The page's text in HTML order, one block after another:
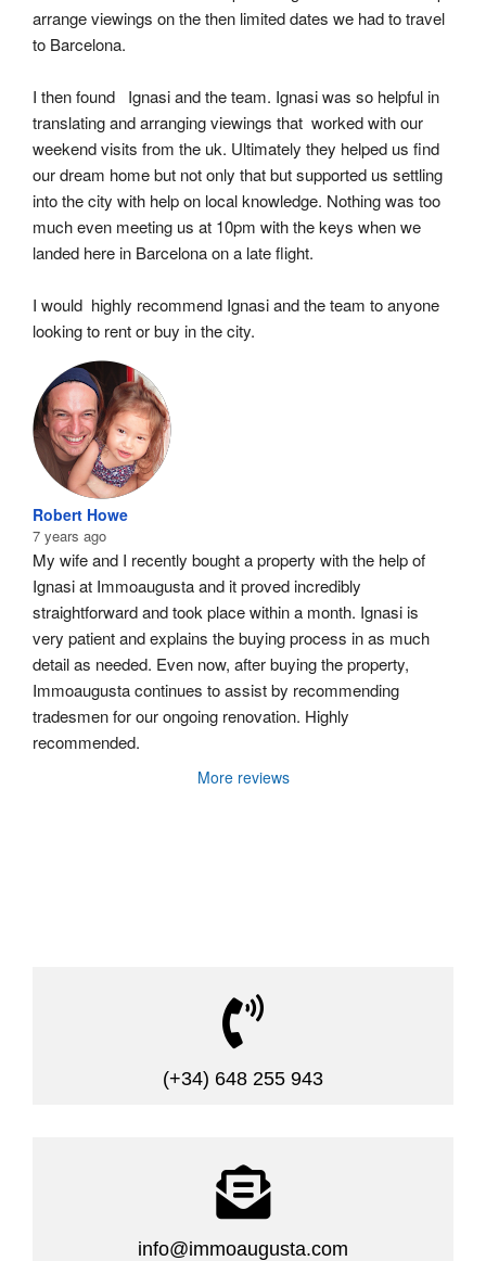
arrange viewings on the then limited dates we had to travel
to Barcelona.
I then found   Ignasi and the team. Ignasi was so helpful in
translating and arranging viewings that  worked with our
weekend visits from the uk. Ultimately they helped us find
our dream home but not only that but supported us settling
into the city with help on local knowledge. Nothing was too
much even meeting us at 10pm with the keys when we
landed here in Barcelona on a late flight.
I would  highly recommend Ignasi and the team to anyone
looking to rent or buy in the city.
Robert Howe
7 years ago
My wife and I recently bought a property with the help of
Ignasi at Immoaugusta and it proved incredibly
straightforward and took place within a month. Ignasi is
very patient and explains the buying process in as much
detail as needed. Even now, after buying the property,
Immoaugusta continues to assist by recommending
tradesmen for our ongoing renovation. Highly
recommended.
More reviews

(+34) 648 255 943

info@immoaugusta.com